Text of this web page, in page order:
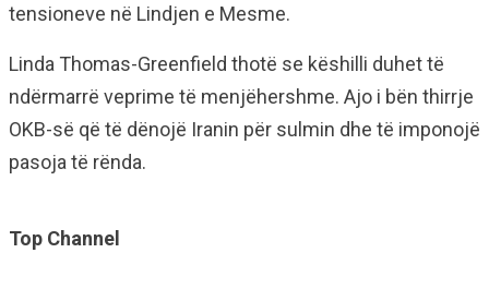
tensioneve në Lindjen e Mesme.
Linda Thomas-Greenfield thotë se këshilli duhet të
ndërmarrë veprime të menjëhershme. Ajo i bën thirrje
OKB-së që të dënojë Iranin për sulmin dhe të imponojë
pasoja të rënda.
Top Channel